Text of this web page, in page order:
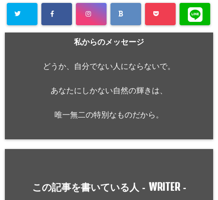
私からのメッセージ
どうか、自分でない人にならないで。
あなたにしかない自然の輝きは、
唯一無二の特別なものだから。
この記事を書いている人 - WRITER-